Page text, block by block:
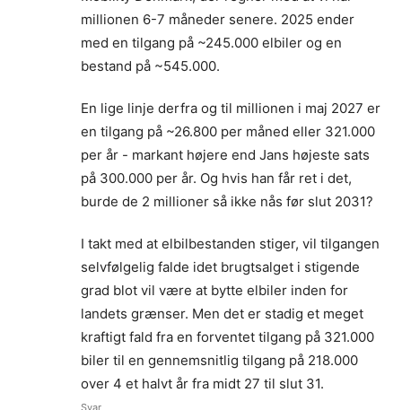
millionen 6-7 måneder senere. 2025 ender
med en tilgang på ~245.000 elbiler og en
bestand på ~545.000.
En lige linje derfra og til millionen i maj 2027 er
en tilgang på ~26.800 per måned eller 321.000
per år - markant højere end Jans højeste sats
på 300.000 per år. Og hvis han får ret i det,
burde de 2 millioner så ikke nås før slut 2031?
I takt med at elbilbestanden stiger, vil tilgangen
selvfølgelig falde idet brugtsalget i stigende
grad blot vil være at bytte elbiler inden for
landets grænser. Men det er stadig et meget
kraftigt fald fra en forventet tilgang på 321.000
biler til en gennemsnitlig tilgang på 218.000
over 4 et halvt år fra midt 27 til slut 31.